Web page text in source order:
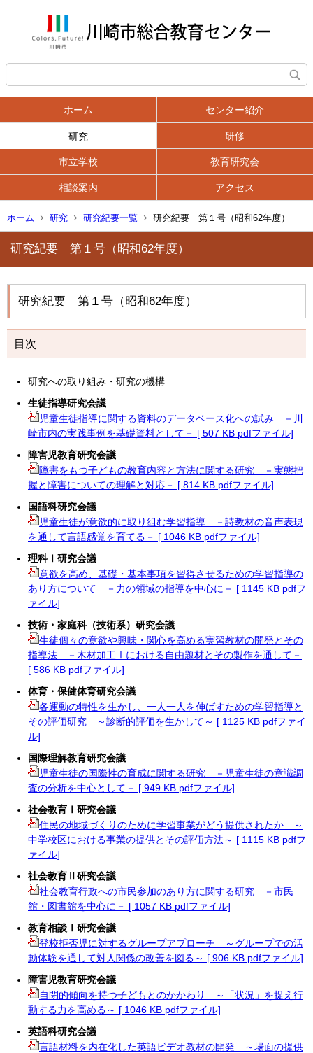
ホーム センター紹介
研究 研修
市立学校 教育研究会
相談案内 アクセス
ホーム 研究 研究紀要一覧 研究紀要 第１号（昭和62年度）
研究紀要 第１号（昭和62年度）
研究紀要 第１号（昭和62年度）
目次
研究への取り組み・研究の機構
生徒指導研究会議
児童生徒指導に関する資料のデータベース化への試み －川
崎市内の実践事例を基礎資料として－ [ 507 KB pdfファイル]
障害児教育研究会議
障害をもつ子どもの教育内容と方法に関する研究 －実態把
握と障害についての理解と対応－ [ 814 KB pdfファイル]
国語科研究会議
児童生徒が意欲的に取り組む学習指導 －詩教材の音声表現
を通して言語感覚を育てる－ [ 1046 KB pdfファイル]
理科Ⅰ研究会議
意欲を高め、基礎・基本事項を習得させるための学習指導の
あり方について －力の領域の指導を中心に－ [ 1145 KB pdfフ
ァイル]
技術・家庭科（技術系）研究会議
生徒個々の意欲や興味・関心を高める実習教材の開発とその
指導法 －木材加工Ⅰにおける自由題材とその製作を通して－
[ 586 KB pdfファイル]
体育・保健体育研究会議
各運動の特性を生かし、一人一人を伸ばすための学習指導と
その評価研究 ～診断的評価を生かして～ [ 1125 KB pdfファイ
ル]
国際理解教育研究会議
児童生徒の国際性の育成に関する研究 －児童生徒の意識調
査の分析を中心として－ [ 949 KB pdfファイル]
社会教育Ⅰ研究会議
住民の地域づくりのために学習事業がどう提供されたか ～
中学校区における事業の提供とその評価方法～ [ 1115 KB pdfフ
ァイル]
社会教育Ⅱ研究会議
社会教育行政への市民参加のあり方に関する研究 －市民
館・図書館を中心に－ [ 1057 KB pdfファイル]
教育相談Ⅰ研究会議
登校拒否児に対するグループアプローチ ～グループでの活
動体験を通して対人関係の改善を図る～ [ 906 KB pdfファイル]
障害児教育研究会議
自閉的傾向を持つ子どもとのかかわり ～「状況」を捉え行
動する力を高める～ [ 1046 KB pdfファイル]
英語科研究会議
言語材料を内在化した英語ビデオ教材の開発 ～場面の提供